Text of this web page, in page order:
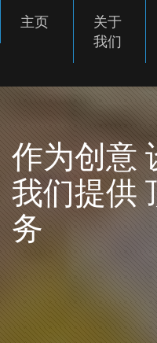
主页
关于
我们
设计
师预
约
登录
作为创意
我们提供
务